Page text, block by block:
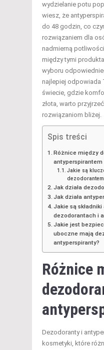
wydzielanie potu
wiesz, że
do 48 godzin, co
rozwiązaniem dla
nadmierną
między tymi
wyboru
najlepiej odpowiada
świecie, gdzie
złota, warto
rozwiązaniom bliżej.
Spis treści
Różnice między
antyperspirantem
Jakie są
Jak działa
Jak działa
Jakie są
dezodorantach i
Jakie jest
uboczne mają
antyperspiranty?
Różnice
Dezodoranty i
kosmetyki, które